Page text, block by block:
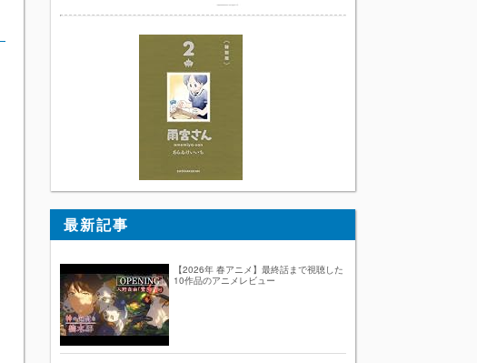
最新記事
【2026年 春アニメ】最終話まで視聴した
10作品のアニメレビュー